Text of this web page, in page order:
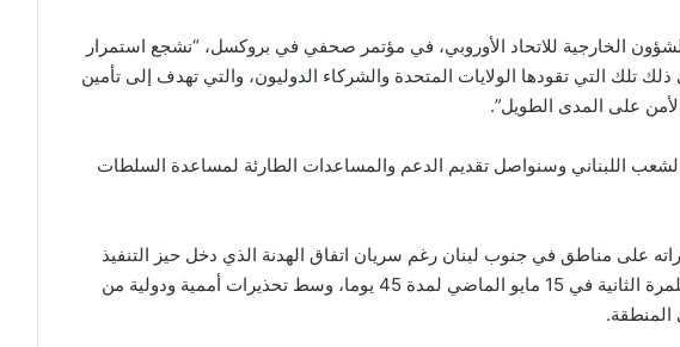
الخارجية للاتحاد الأوروبي، في مؤتمر صحفي في بروكسل، “نشجع استمرار
ذلك تلك التي تقودها الولايات المتحدة والشركاء الدوليون، والتي تهدف إلى تأمين
على المدى الطويل”.
الشعب اللبناني وسنواصل تقديم الدعم والمساعدات الطارئة لمساعدة السلطات
على مناطق في جنوب لبنان رغم سريان اتفاق الهدنة الذي دخل حيز التنفيذ
في 16 أبريل الماضي، وتم تمديده للمرة الثانية في 15 مايو الماضي لمدة 45 يوما، وسط تحذيرات أممية ودولية من
المنطقة.